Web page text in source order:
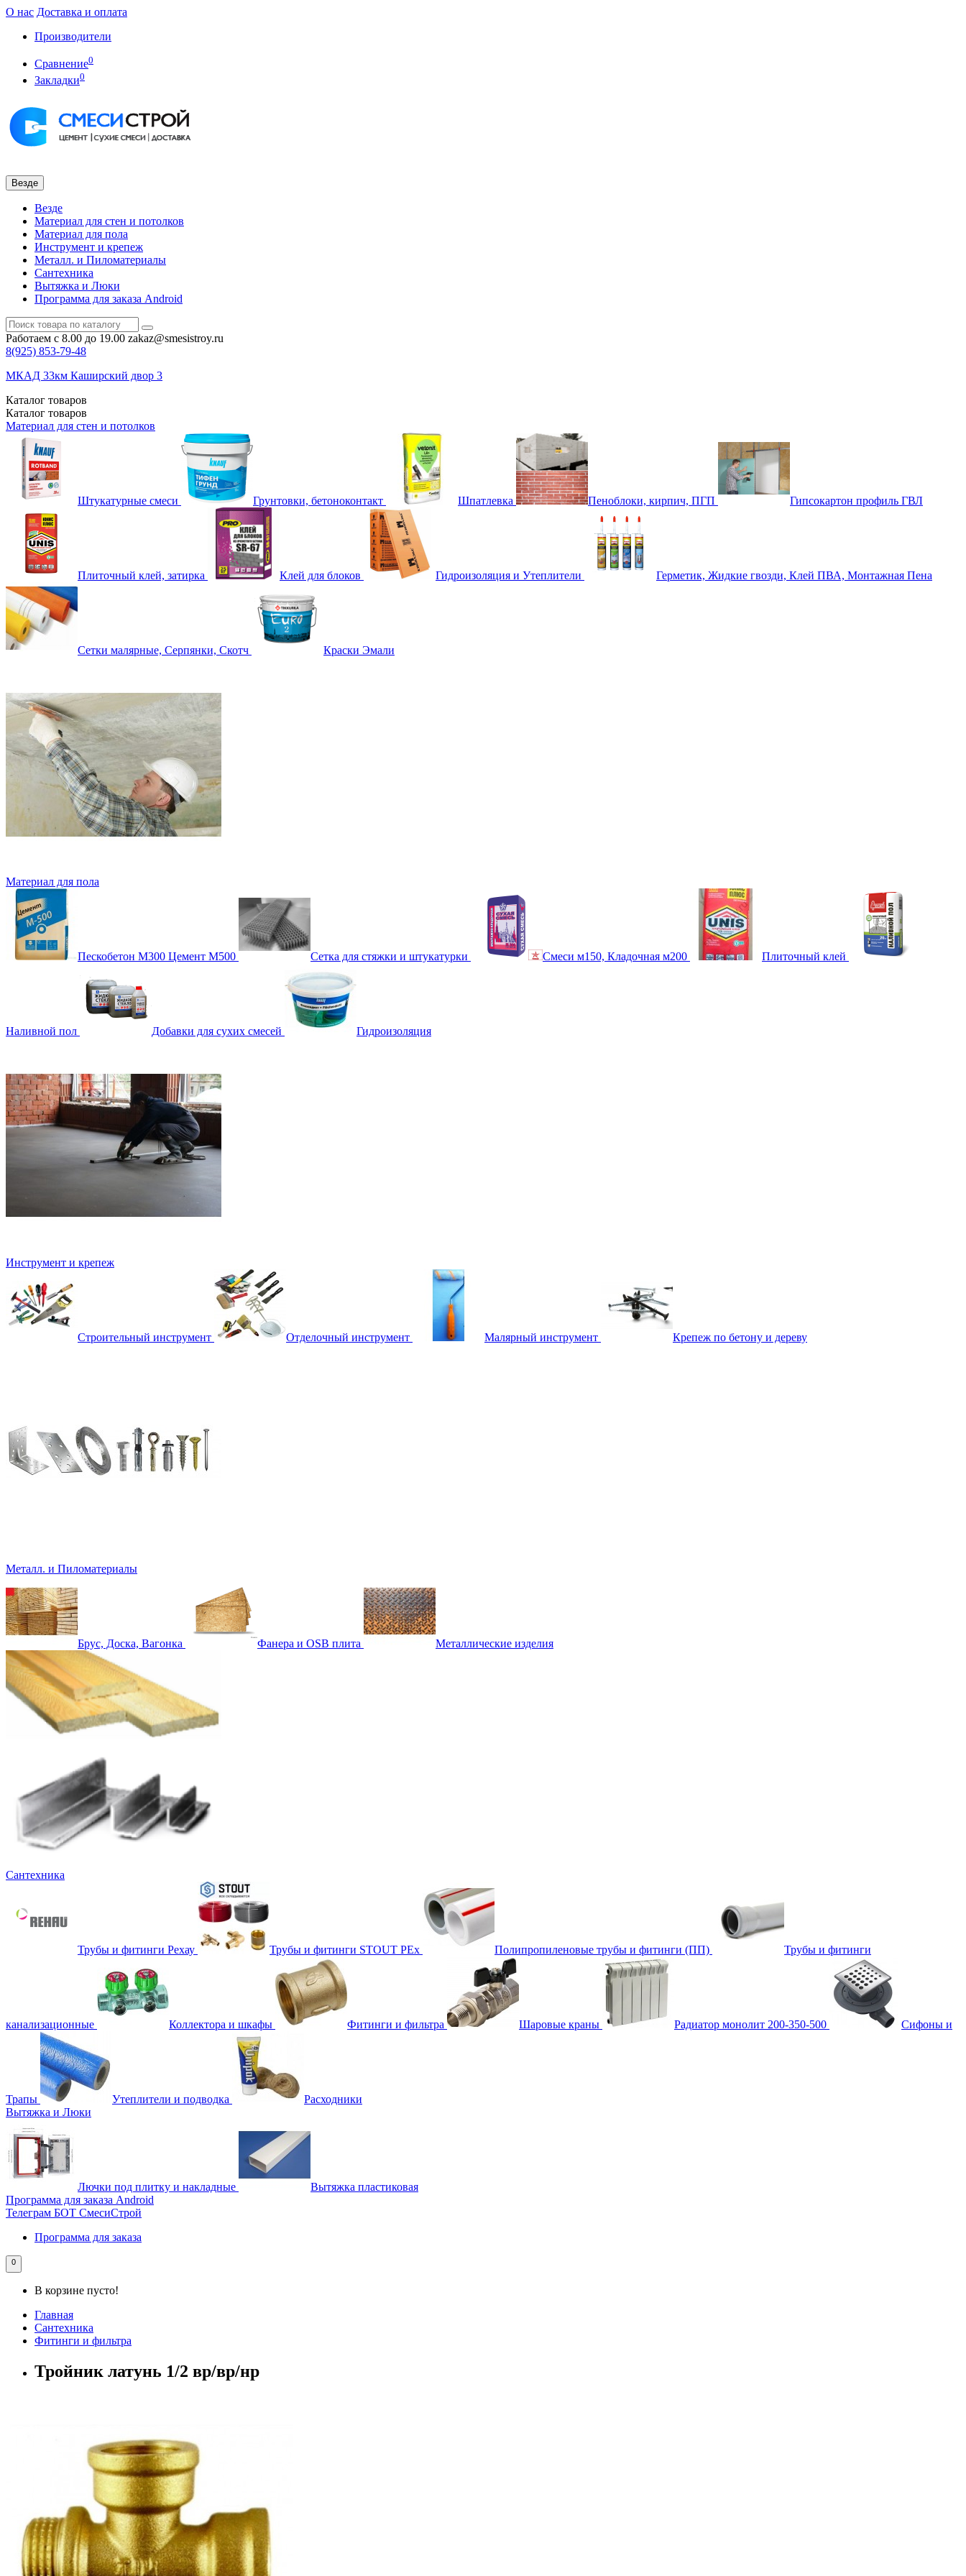
О нас Доставка и оплата
Производители
Сравнение0
Закладки0
Везде
Везде
Материал для стен и потолков
Материал для пола
Инструмент и крепеж
Металл. и Пиломатериалы
Сантехника
Вытяжка и Люки
Программа для заказа Android
Работаем с 8.00 до 19.00 zakaz@smesistroy.ru
8(925) 853-79-48
МКАД 33км Каширский двор 3
Каталог товаров
Каталог товаров
Материал для стен и потолков
Штукатурные смеси Грунтовки, бетоноконтакт Шпатлевка Пеноблоки, кирпич, ПГП Гипсокартон профиль ГВЛ
Плиточный клей, затирка Клей для блоков Гидроизоляция и Утеплители Герметик, Жидкие гвозди, Клей ПВА, Монтажная Пена
Сетки малярные, Серпянки, Скотч Краски Эмали
Материал для пола
Пескобетон М300 Цемент М500 Сетка для стяжки и штукатурки Смеси м150, Кладочная м200 Плиточный клей
Наливной пол Добавки для сухих смесей Гидроизоляция
Инструмент и крепеж
Строительный инструмент Отделочный инструмент Малярный инструмент Крепеж по бетону и дереву
Металл. и Пиломатериалы
Брус, Доска, Вагонка Фанера и OSB плита Металлические изделия
Сантехника
Трубы и фитинги Рехау Трубы и фитинги STOUT PEx Полипропиленовые трубы и фитинги (ПП) Трубы и фитинги
канализационные Коллектора и шкафы Фитинги и фильтра Шаровые краны Радиатор монолит 200-350-500 Сифоны и
Трапы Утеплители и подводка
Расходники
Вытяжка и Люки
Лючки под плитку и накладные
Вытяжка пластиковая
Программа для заказа Android
Телеграм БОТ СмесиСтрой
Программа для заказа
0
В корзине пусто!
Главная
Сантехника
Фитинги и фильтра
Тройник латунь 1/2 вр/вр/нр